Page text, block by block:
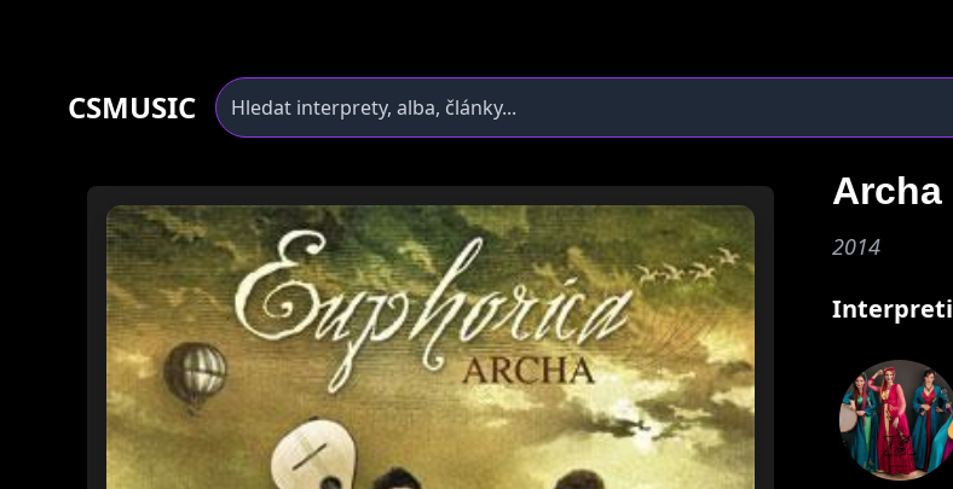
CSMUSIC
Archa
2014
Interpreti